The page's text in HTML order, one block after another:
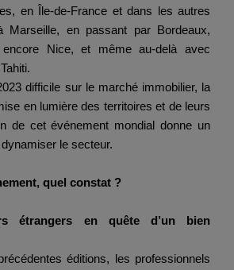
en Île-de-France et dans les autres
Marseille, en passant par Bordeaux,
Nice, et même au-delà avec
difficile sur le marché immobilier, la
en lumière des territoires et de leurs
de cet événement mondial donne un
le secteur.
quel constat ?
étrangers en quête d’un bien
éditions, les professionnels